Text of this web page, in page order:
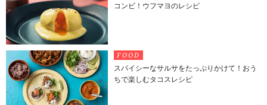
コンビ！ウフマヨのレシピ
FOOD
スパイシーなサルサをたっぷりかけて！おう
ちで楽しむタコスレシピ